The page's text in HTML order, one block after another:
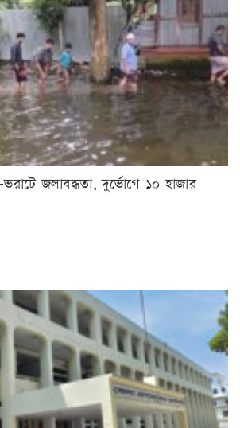
জলাবদ্ধতা, দুর্ভোগে ১০ হাজার